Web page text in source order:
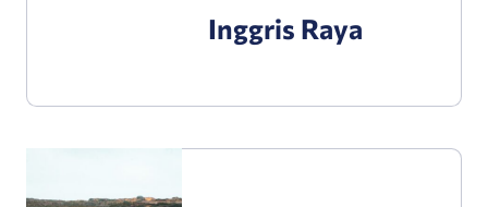
Inggris Raya